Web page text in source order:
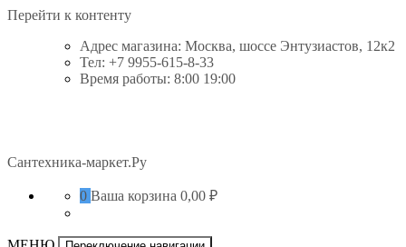
Перейти к контенту
Адрес магазина: Москва, шоссе Энтузиастов, 12к2
Тел: +7 9955-615-8-33
Время работы: 8:00 19:00
Сантехника-маркет.Ру
0 Ваша корзина 0,00 ₽